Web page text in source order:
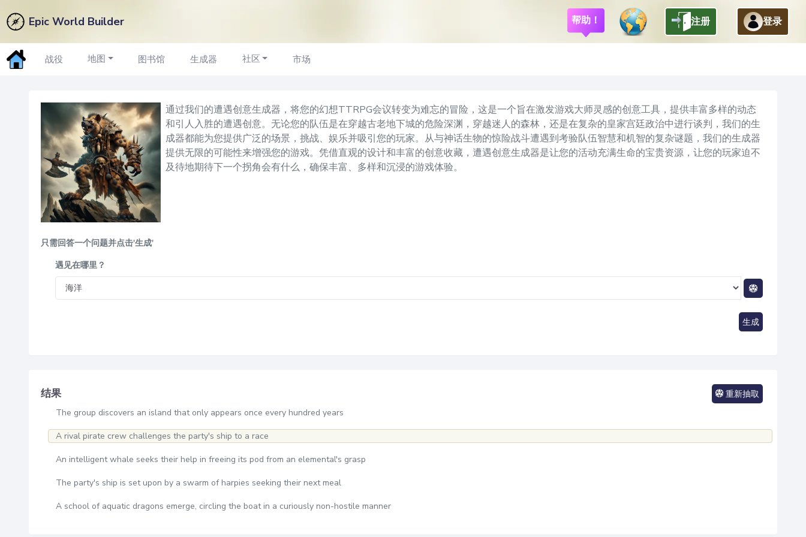
Epic World Builder 帮助！ 注册 登录
战役 地图 图书馆 生成器 社区 市场
遭遇构思生成器
返回
通过我们的遭遇创意生成器，将您的幻想TTRPG会议转变为难忘的冒险，这是一个旨在激发游戏大师灵感的创意工具，提供丰富多样的动态
和引人入胜的遭遇创意。无论您的队伍是在穿越古老地下城的危险深渊，穿越迷人的森林，还是在复杂的皇家宫廷政治中进行谈判，我们的生
成器都能为您提供广泛的场景，挑战、娱乐并吸引您的玩家。从与神话生物的惊险战斗遭遇到考验队伍智慧和机智的复杂谜题，我们的生成器
提供无限的可能性来增强您的游戏。凭借直观的设计和丰富的创意收藏，遭遇创意生成器是让您的活动充满生命的宝贵资源，让您的玩家迫不
及待地期待下一个拐角会有什么，确保丰富、多样和沉浸的游戏体验。
只需回答一个问题并点击'生成'
遇见在哪里？
生成
结果
重新抽取
The group discovers an island that only appears once every hundred years
A rival pirate crew challenges the party's ship to a race
An intelligent whale seeks their help in freeing its pod from an elemental's grasp
The party's ship is set upon by a swarm of harpies seeking their next meal
A school of aquatic dragons emerge, circling the boat in a curiously non-hostile manner